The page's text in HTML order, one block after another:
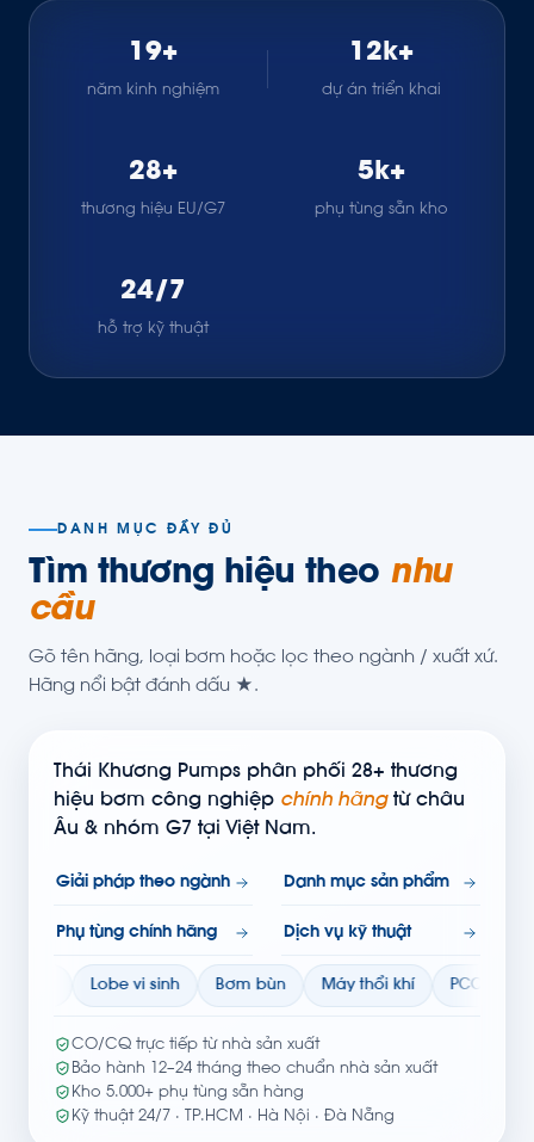
19+
năm kinh nghiệm
12k+
dự án triển khai
28+
thương hiệu EU/G7
5k+
phụ tùng sẵn kho
24/7
hỗ trợ kỹ thuật
DANH MỤC ĐẦY ĐỦ
Tìm thương hiệu theo nhu
cầu
Gõ tên hãng, loại bơm hoặc lọc theo ngành / xuất xứ.
Hãng nổi bật đánh dấu ★.
Thái Khương Pumps phân phối 28+ thương
hiệu bơm công nghiệp chính hãngtừ châu
Âu & nhóm G7 tại Việt Nam.
Giải pháp theo ngành Danh mục sản phẩm
Phụ tùng chính hãng Dịch vụ kỹ thuật
Bơm bùn Máy thổi khí PCCC UL/FM
CO/CQ trực tiếp từ nhà sản xuất
Bảo hành 12–24 tháng theo chuẩn nhà sản xuất
Kho 5.000+ phụ tùng sẵn hàng
Kỹ thuật 24/7 · TP.HCM · Hà Nội · Đà Nẵng